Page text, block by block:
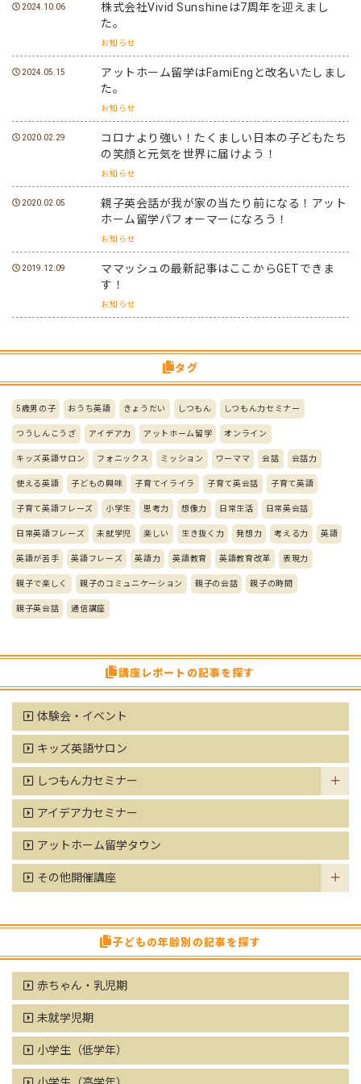
2024.10.06
株式会社Vivid Sunshineは7周年を迎えまし
た。
お知らせ
2024.05.15
アットホーム留学はFamiEngと改名いたしまし
た。
お知らせ
2020.02.29
コロナより強い！たくましい日本の子どもたち
の笑顔と元気を世界に届けよう！
お知らせ
2020.02.05
親子英会話が我が家の当たり前になる！アット
ホーム留学パフォーマーになろう！
お知らせ
2019.12.09
ママッシュの最新記事はここからGETできま
す！
お知らせ
タグ
5歳男の子 おうち英語 きょうだい しつもん しつもん力セミナー
つうしんこうざ アイデア力 アットホーム留学 オンライン
キッズ英語サロン フォニックス ミッション ワーママ 会話 会話力
使える英語 子どもの興味 子育てイライラ 子育て英会話 子育て英語
子育て英語フレーズ 小学生 思考力 想像力 日常生活 日常英会話
日常英語フレーズ 未就学児 楽しい 生き抜く力 発想力 考える力 英語
英語が苦手 英語フレーズ 英語力 英語教育 英語教育改革 表現力
親子で楽しく 親子のコミュニケーション 親子の会話 親子の時間
親子英会話 通信講座
講座レポートの記事を探す
体験会・イベント
キッズ英語サロン
しつもん力セミナー
アイデア力セミナー
アットホーム留学タウン
その他開催講座
子どもの年齢別の記事を探す
赤ちゃん・乳児期
未就学児期
小学生（低学年）